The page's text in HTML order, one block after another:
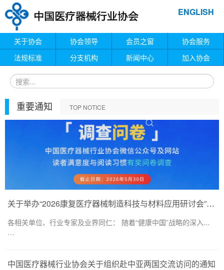
ENGLISH
关于协会 协会领导 会员之窗
协会服务
法规标准
分支机构 新闻中心 加入协会
重要通知 TOP NOTICE
关于举办“2026康复医疗器械制造科技与材料应用研讨会”的通知
各相关单位、行业专家及业界同仁： 随着“健康中国”战略的深入...
…
中国医疗器械行业协会关于组织赴中亚两国交流访问的通知